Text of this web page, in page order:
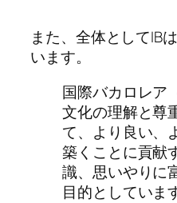
また、全体としてIB
います。
国際バカロレア
文化の理解と尊
て、より良い、
築くことに貢献
識、思いやりに
目的としていま